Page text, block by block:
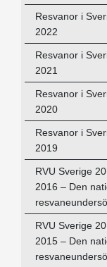
Resvanor i
2022
Resvanor i
2021
Resvanor i
2020
Resvanor i
2019
RVU Sverige
2016 – Den
RVU Sverige
2015 – Den